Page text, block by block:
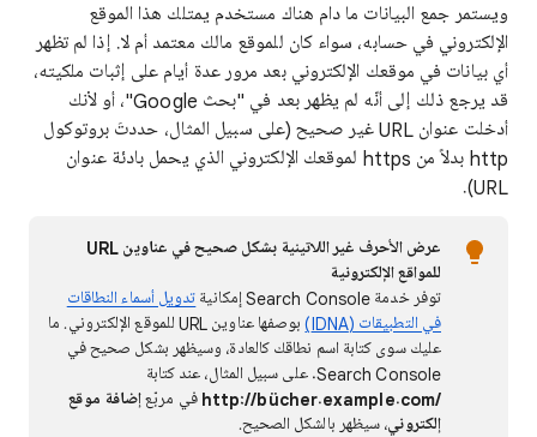
ويستمر جمع البيانات ما دام هناك مستخدم يمتلك هذا الموقع
الإلكتروني في حسابه، سواء كان للموقع مالك معتمد أم لا. إذا لم تظهر
أي بيانات في موقعك الإلكتروني بعد مرور عدة أيام على إثبات ملكيته،
قد يرجع ذلك إلى أنّه لم يظهر بعد في "بحث Google"، أو لأنك
أدخلت عنوان URL غير صحيح (على سبيل المثال، حددتَ بروتوكول
http بدلاً من https لموقعك الإلكتروني الذي يحمل بادئة عنوان
URL).
عرض الأحرف غير اللاتينية بشكل صحيح في عناوين URL
للمواقع الإلكترونية
توفر خدمة Search Console إمكانية
تدويل أسماء النطاقات
في التطبيقات (IDNA)
بوصفها عناوين URL للموقع الإلكتروني. ما
عليك سوى كتابة اسم نطاقك كالعادة، وسيظهر بشكل صحيح في
Search Console. على سبيل المثال، عند كتابة
http://bücher.example.com/‎ في مربّعإضافة موقع
إلكتروني، سيظهر بالشكل الصحيح.